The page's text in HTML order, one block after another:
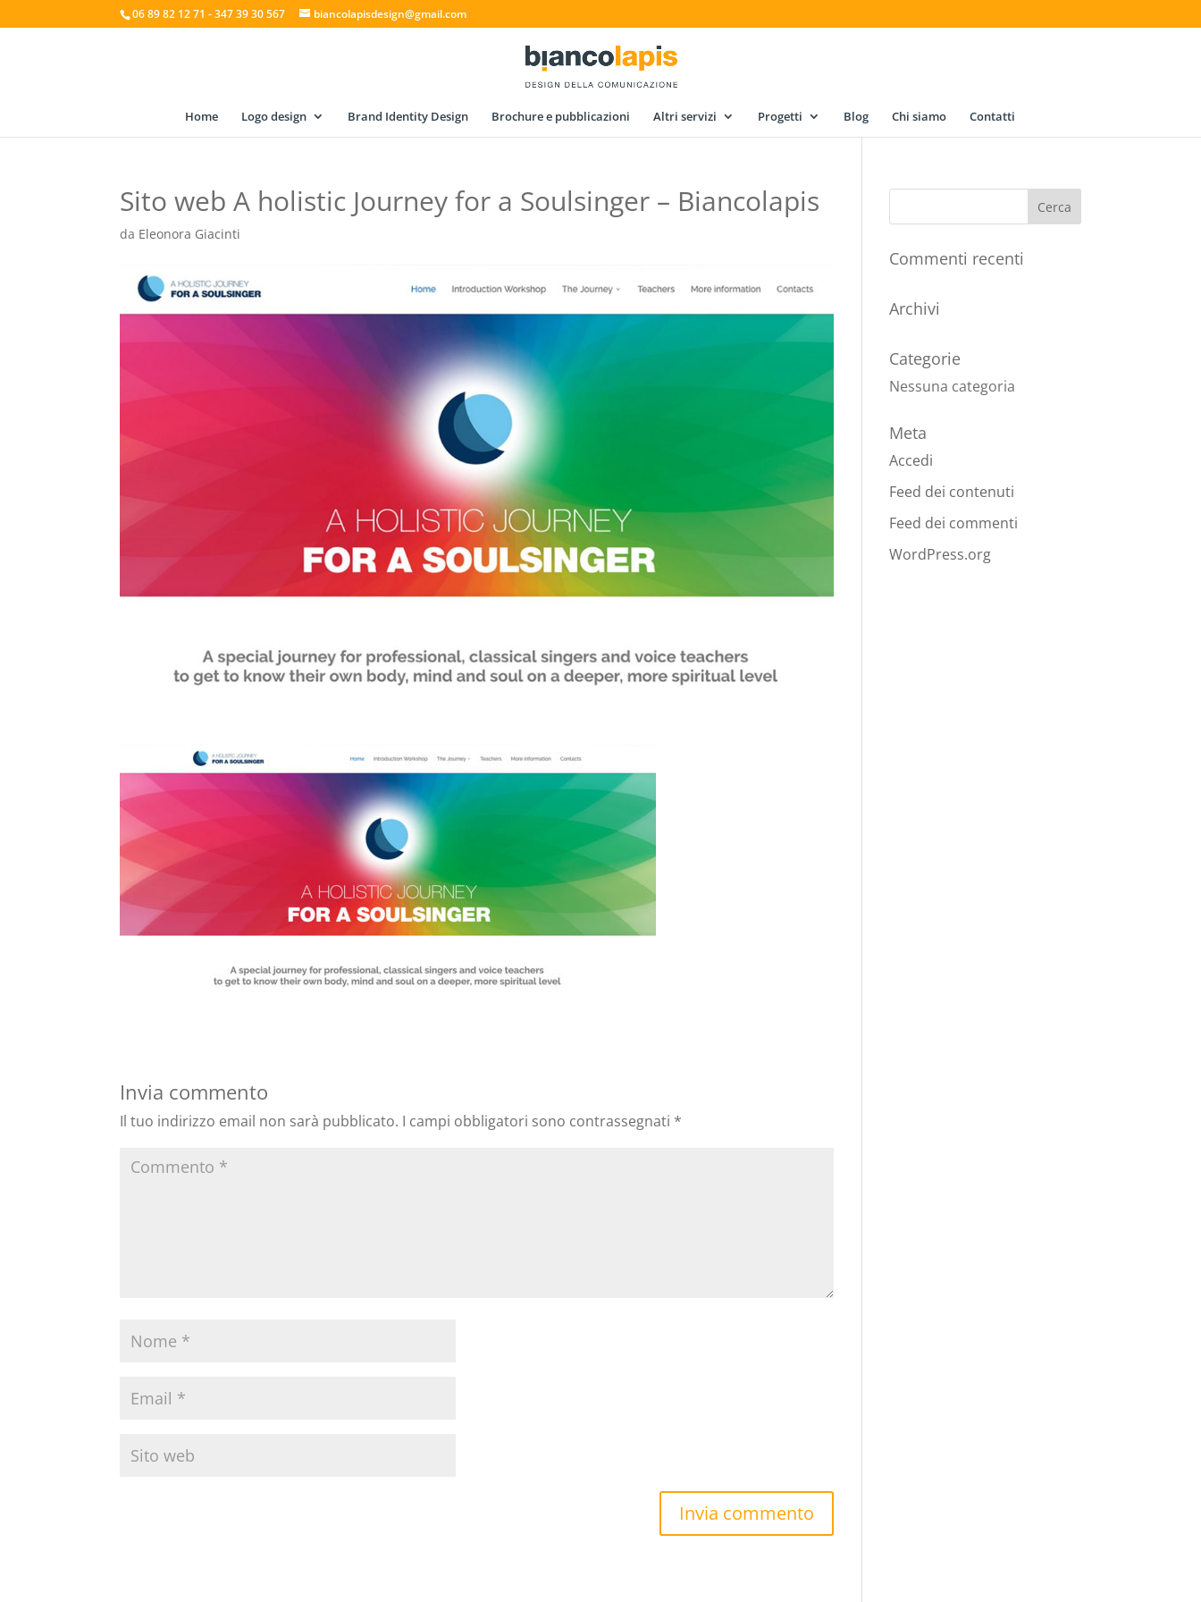
06 89 82 12 71 - 347 39 30 567 biancolapisdesign@gmail.com
Home Logo design Brand Identity Design Brochure e pubblicazioni Altri servizi Progetti Blog Chi siamo Contatti
Sito web A holistic Journey for a Soulsinger – Biancolapis
da Eleonora Giacinti
Invia commento
Il tuo indirizzo email non sarà pubblicato. I campi obbligatori sono contrassegnati *
Commenti recenti
Archivi
Categorie
Nessuna categoria
Meta
Accedi
Feed dei contenuti
Feed dei commenti
WordPress.org